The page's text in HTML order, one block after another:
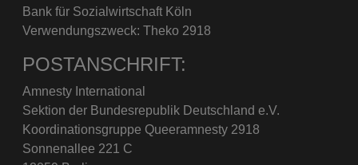
Bank für Sozialwirtschaft Köln
Verwendungszweck: Theko 2918
POSTANSCHRIFT:
Amnesty International
Sektion der Bundesrepublik Deutschland e.V.
Koordinationsgruppe Queeramnesty 2918
Sonnenallee 221 C